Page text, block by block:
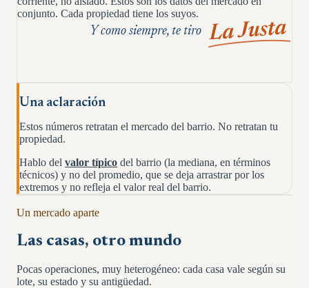
conjunto. Cada propiedad tiene los suyos.
Y como siempre, te tiro La Justa
Una aclaración
Estos números retratan el mercado del barrio. No retratan tu
propiedad.
Hablo del valor típico del barrio (la mediana, en términos
técnicos) y no del promedio, que se deja arrastrar por los
extremos y no refleja el valor real del barrio.
Un mercado aparte
Las casas, otro mundo
Pocas operaciones, muy heterogéneo: cada casa vale según su
lote, su estado y su antigüedad.